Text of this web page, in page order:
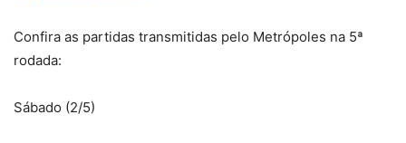
Confira as partidas transmitidas pelo Metrópoles na 5ª
rodada:
Sábado (2/5)